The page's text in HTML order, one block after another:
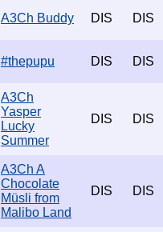
A3Ch Buddy DIS DIS
#thepupu DIS DIS
A3Ch
Yasper
Lucky
Summer
DIS DIS
A3Ch A
Chocolate
Müsli from
Malibo Land
DIS DIS